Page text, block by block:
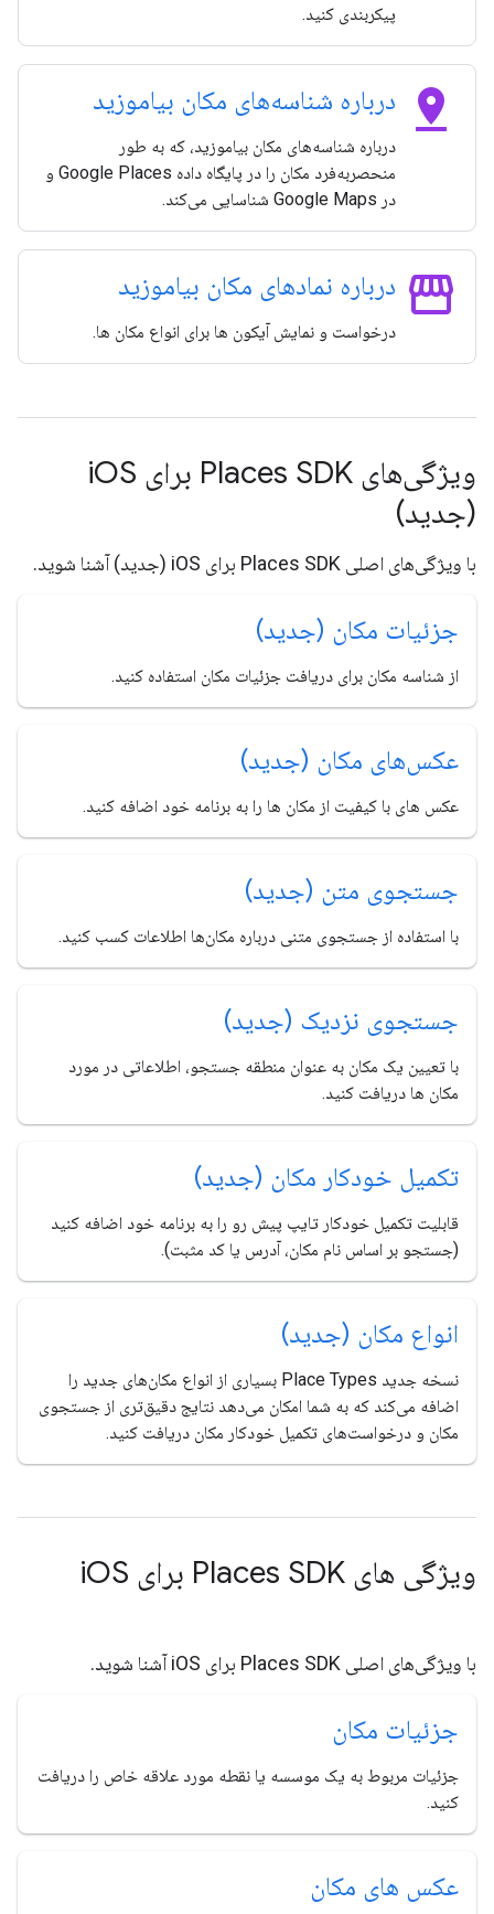
پیکربندی کنید.
pin_drop درباره شناسه‌های مکان بیاموزید
درباره شناسه‌های مکان بیاموزید، که به طور
منحصربه‌فرد مکان را در پایگاه داده Google Places و
در Google Maps شناسایی می‌کند.
storefront درباره نمادهای مکان بیاموزید
درخواست و نمایش آیکون ها برای انواع مکان ها.
ویژگی‌های Places SDK برای i
OS
(جدید)
با ویژگی‌های اصلی Places SDK برای iOS (جدید) آشنا شوید.
جزئیات مکان (جدید)
از شناسه مکان برای دریافت جزئیات مکان استفاده کنید.
عکس‌های مکان (جدید)
عکس های با کیفیت از مکان ها را به برنامه خود اضافه کنید.
جستجوی متن (جدید)
با استفاده از جستجوی متنی درباره مکان‌ها اطلاعات کسب کنید.
جستجوی نزدیک (جدید)
با تعیین یک مکان به عنوان منطقه جستجو، اطلاعاتی در مورد
مکان ها دریافت کنید.
تکمیل خودکار مکان (جدید)
قابلیت تکمیل خودکار تایپ پیش رو را به برنامه خود اضافه کنید
(جستجو بر اساس نام مکان، آدرس یا کد مثبت).
انواع مکان (جدید)
نسخه جدید Place Types بسیاری از انواع مکان‌های جدید را
اضافه می‌کند که به شما امکان می‌دهد نتایج دقیق‌تری از جستجوی
مکان و درخواست‌های تکمیل خودکار مکان دریافت کنید.
ویژگی های Places SDK برای i OS
با ویژگی‌های اصلی Places SDK برای iOS آشنا شوید.
جزئیات مکان
جزئیات مربوط به یک موسسه یا نقطه مورد علاقه خاص را دریافت
کنید.
عکس های مکان